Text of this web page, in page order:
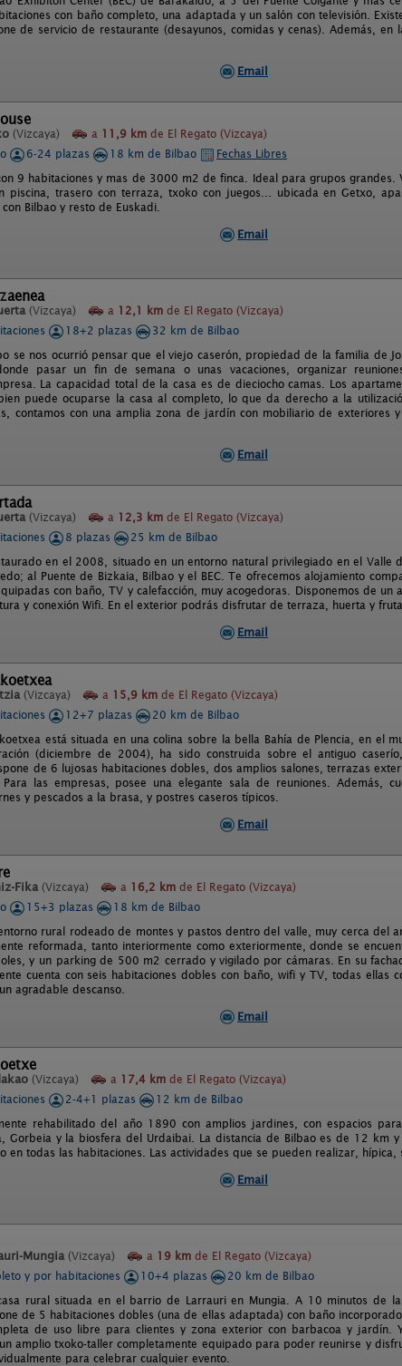
con baño completo, una adaptada y un salón con televisión.
de servicio de restaurante (desayunos, comidas y cenas). Además, en
Email
(Vizcaya) a 11,9 km de El Regato (Vizcaya)
6-24 plazas 18 km de Bilbao
Fechas Libres
9 habitaciones y mas de 3000 m2 de finca. Ideal para grupos grandes.
piscina, trasero con terraza, txoko con juegos... ubicada en Getxo,
Bilbao y resto de Euskadi.
Email
(Vizcaya) a 12,1 km de El Regato (Vizcaya)
18+2 plazas
32 km de Bilbao
se nos ocurrió pensar que el viejo caserón, propiedad de la familia de
pasar un fin de semana o unas vacaciones, organizar
La capacidad total de la casa es de dieciocho camas. Los
puede ocuparse la casa al completo, lo que da derecho a la
contamos con una amplia zona de jardín con mobiliario de exteriores
Email
(Vizcaya) a 12,3 km de El Regato (Vizcaya)
8 plazas
25 km de Bilbao
en el 2008, situado en un entorno natural privilegiado en el Valle
al Puente de Bizkaia, Bilbao y el BEC. Te ofrecemos alojamiento
con baño, TV y calefacción, muy acogedoras. Disponemos de un
y conexión Wifi. En el exterior podrás disfrutar de terraza, huerta y
Email
(Vizcaya) a 15,9 km de El Regato (Vizcaya)
12+7 plazas
20 km de Bilbao
está situada en una colina sobre la bella Bahía de Plencia, en el
(diciembre de 2004), ha sido construida sobre el antiguo
de 6 lujosas habitaciones dobles, dos amplios salones, terrazas
las empresas, posee una elegante sala de reuniones. Además,
y pescados a la brasa, y postres caseros típicos.
Email
Fika (Vizcaya) a 16,2 km de El Regato (Vizcaya)
15+3 plazas
18 km de Bilbao
rural rodeado de montes y pastos dentro del valle, muy cerca del
reformada, tanto interiormente como exteriormente, donde se
y un parking de 500 m2 cerrado y vigilado por cámaras. En su
cuenta con seis habitaciones dobles con baño, wifi y TV, todas ellas
agradable descanso.
Email
(Vizcaya) a 17,4 km de El Regato (Vizcaya)
2-4+1 plazas
12 km de Bilbao
rehabilitado del año 1890 con amplios jardines, con espacios
Gorbeia y la biosfera del Urdaibai. La distancia de Bilbao es de 12 km
en todas las habitaciones. Las actividades que se pueden realizar, hípica,
Email
Mungia (Vizcaya) a 19 km de El Regato (Vizcaya)
y por habitaciones
10+4 plazas
20 km de Bilbao
rural situada en el barrio de Larrauri en Mungia. A 10 minutos de
de 5 habitaciones dobles (una de ellas adaptada) con baño
de uso libre para clientes y zona exterior con barbacoa y jardín.
amplio txoko-taller completamente equipado para poder reunirse y
para celebrar cualquier evento.